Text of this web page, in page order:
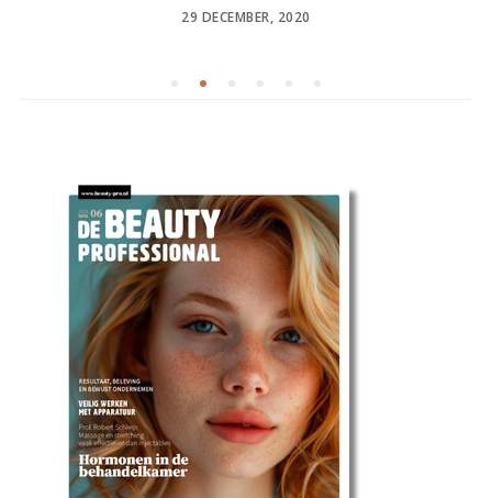
POSTED
29 DECEMBER, 2020